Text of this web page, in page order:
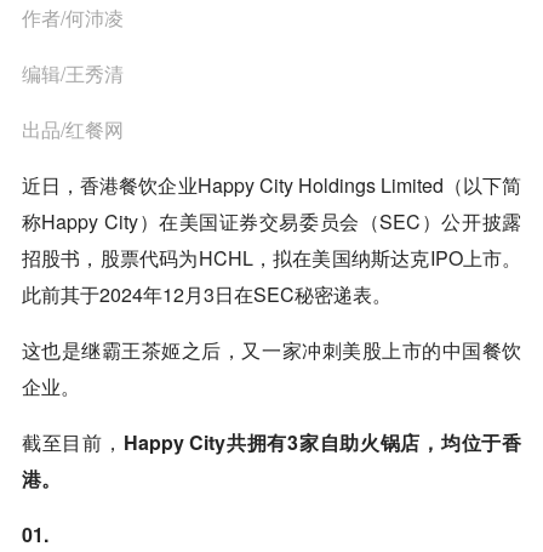
作者/何沛凌
编辑/王秀清
出品/红餐网
近日，香港餐饮企业Happy City Holdings Limited（以下简
称Happy City）在美国证券交易委员会（SEC）公开披露
招股书，股票代码为HCHL，拟在美国纳斯达克IPO上市。
此前其于2024年12月3日在SEC秘密递表。
这也是继霸王茶姬之后，又一家冲刺美股上市的中国餐饮
企业。
截至目前， Happy City共拥有3家自助火锅店，均位于香
港。
01.